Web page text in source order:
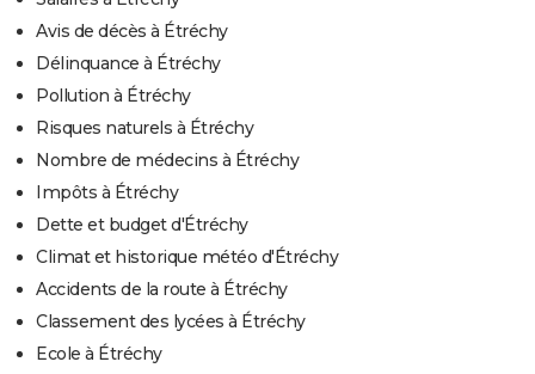
Avis de décès à Étréchy
Délinquance à Étréchy
Pollution à Étréchy
Risques naturels à Étréchy
Nombre de médecins à Étréchy
Impôts à Étréchy
Dette et budget d'Étréchy
Climat et historique météo d'Étréchy
Accidents de la route à Étréchy
Classement des lycées à Étréchy
Ecole à Étréchy